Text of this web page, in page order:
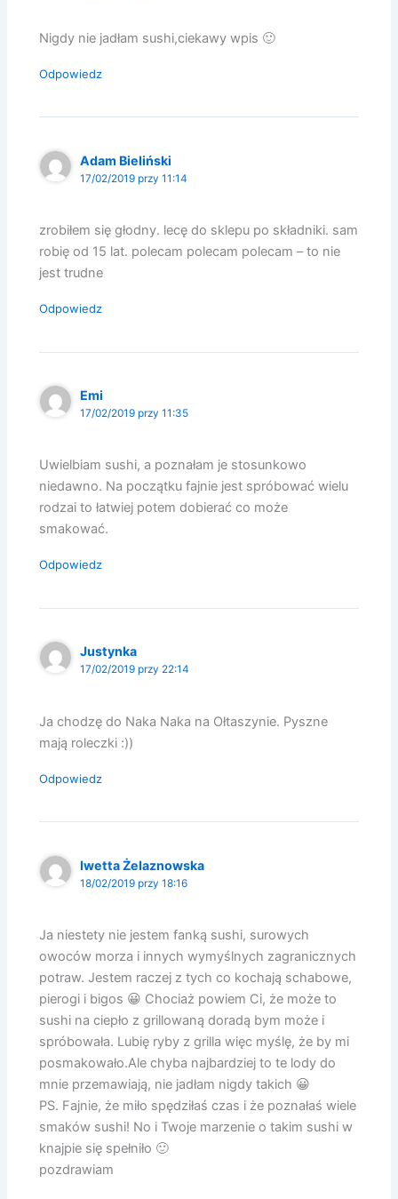
Nigdy nie jadłam sushi,ciekawy wpis 🙂
Odpowiedz
Adam Bieliński
17/02/2019 przy 11:14
zrobiłem się głodny. lecę do sklepu po składniki. sam
robię od 15 lat. polecam polecam polecam – to nie
jest trudne
Odpowiedz
Emi
17/02/2019 przy 11:35
Uwielbiam sushi, a poznałam je stosunkowo
niedawno. Na początku fajnie jest spróbować wielu
rodzai to łatwiej potem dobierać co może
smakować.
Odpowiedz
Justynka
17/02/2019 przy 22:14
Ja chodzę do Naka Naka na Ołtaszynie. Pyszne
mają roleczki :))
Odpowiedz
Iwetta Żelaznowska
18/02/2019 przy 18:16
Ja niestety nie jestem fanką sushi, surowych
owoców morza i innych wymyślnych zagranicznych
potraw. Jestem raczej z tych co kochają schabowe,
pierogi i bigos 😀 Chociaż powiem Ci, że może to
sushi na ciepło z grillowaną doradą bym może i
spróbowała. Lubię ryby z grilla więc myślę, że by mi
posmakowało.Ale chyba najbardziej to te lody do
mnie przemawiają, nie jadłam nigdy takich 😀
PS. Fajnie, że miło spędziłaś czas i że poznałaś wiele
smaków sushi! No i Twoje marzenie o takim sushi w
knajpie się spełniło 🙂
pozdrawiam